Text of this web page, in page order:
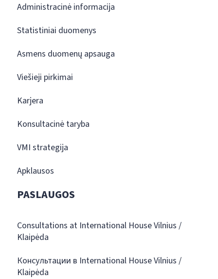
Administracinė informacija
Statistiniai duomenys
Asmens duomenų apsauga
Viešieji pirkimai
Karjera
Konsultacinė taryba
VMI strategija
Apklausos
PASLAUGOS
Consultations at International House Vilnius /
Klaipėda
Консультации в International House Vilnius /
Klaipėda